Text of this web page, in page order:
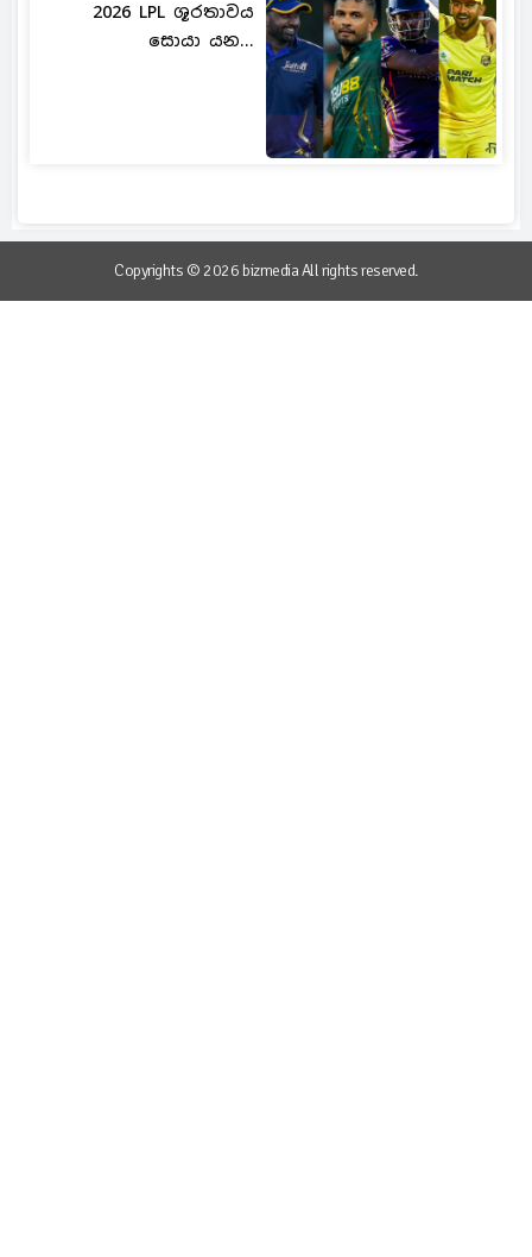
2026 LPL ශූරතාවය
සොයා යන...
Copyrights © 2026 bizmedia All rights reserved.